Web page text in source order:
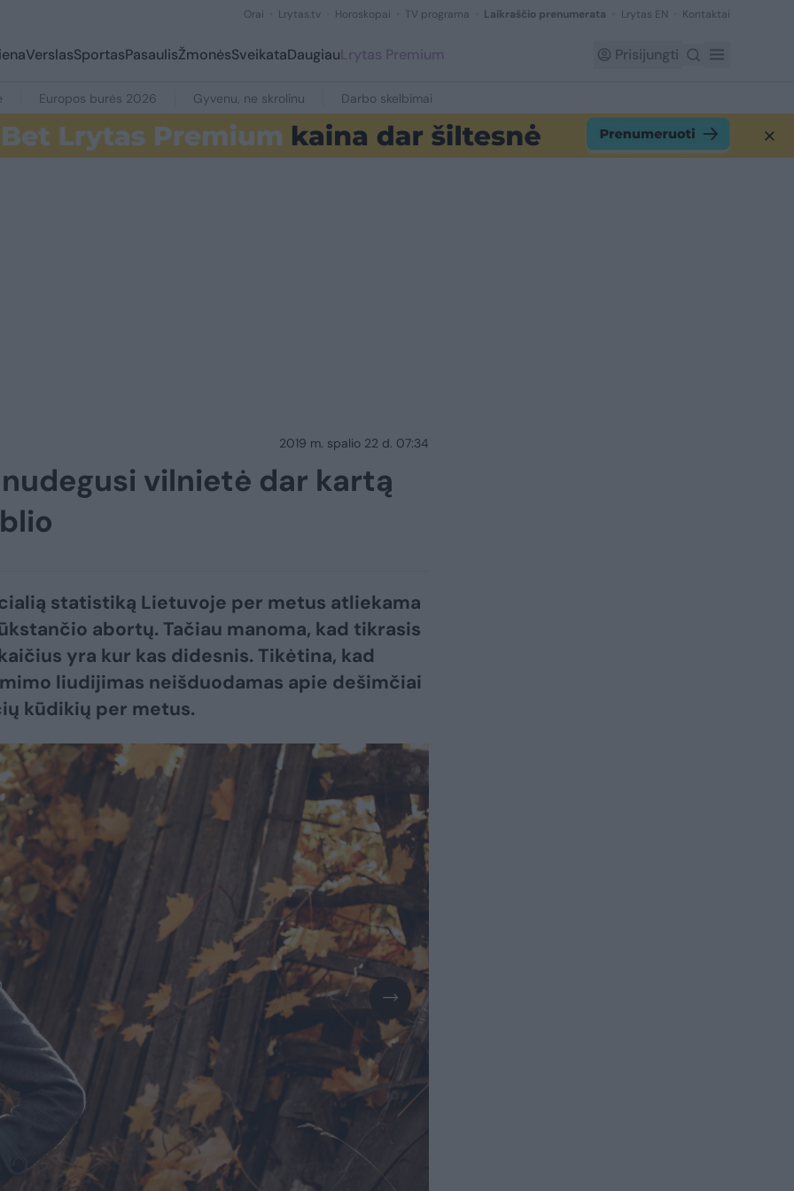
Orai Lrytas.tv Horoskopai TV programa Laikraščio prenumerata Lrytas EN Kontaktai
VerslasSportasPasaulisŽmonėsSveikataDaugiauLrytas Premium Prisijungti
Europos burės 2026 Gyvenu, ne skrolinu Darbo skelbimai
2019 m. spalio 22 d. 07:34
vilnietė dar kartą
statistiką Lietuvoje per metus atliekama
abortų. Tačiau manoma, kad tikrasis
yra kur kas didesnis. Tikėtina, kad
liudijimas neišduodamas apie dešimčiai
kūdikių per metus.